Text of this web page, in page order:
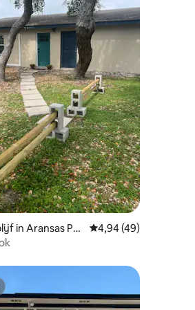
4,44 op 5, 122 recensies
in Aransas Pas
Gemiddelde
4,94 (49)